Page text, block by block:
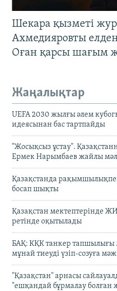
Шекара қызметі
Ахмедияровты
Оған қарсы шағым
Жаңалықтар
UEFA 2030 жылғы әлем
идеясынан бас тартпайды
"Жосықсыз ұстау".
Ермек Нарымбаев жайлы
Қазақстанда
босап шықты
Қазақстан мектептерінде
ретінде оқытылады
БАҚ: КҚК танкер тапшылығы
мұнай тиеуді үзіп-созуға
"Қазақстан" арнасы
"ешқандай бұрмалау болған